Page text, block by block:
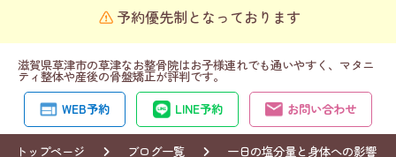
滋賀県草津市の草津なお整骨院はお子様連れでも通いやすく、マタニ
ティ整体や産後の骨盤矯正が評判です。
WEB予約
LINE予約 お問い合わせ
予約優先制となっております
トップページ ブログ一覧 一日の塩分量と身体への影響